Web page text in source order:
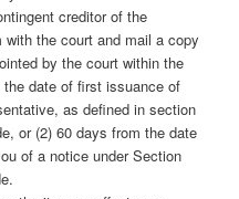
creditor of the
the court and mail a copy
by the court within the
date of first issuance of
as defined in section
or (2) 60 days from the date
of a notice under Section